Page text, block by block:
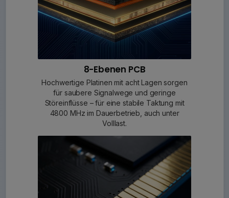
8-Ebenen PCB
Hochwertige Platinen mit acht Lagen sorgen
für saubere Signalwege und geringe
Störeinflüsse – für eine stabile Taktung mit
4800 MHz im Dauerbetrieb, auch unter
Volllast.